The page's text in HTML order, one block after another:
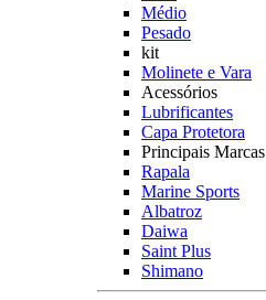
Médio
Pesado
kit
Molinete e Vara
Acessórios
Lubrificantes
Capa Protetora
Principais Marcas
Rapala
Marine Sports
Albatroz
Daiwa
Saint Plus
Shimano